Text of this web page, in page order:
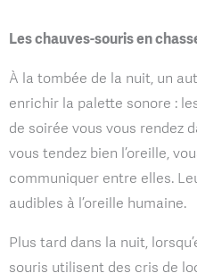
Les chauves-souris en
À la tombée de la nuit, un
enrichir la palette sonore :
de soirée vous vous rendez
vous tendez bien l’oreille,
communiquer entre elles.
audibles à l’oreille humaine.
Plus tard dans la nuit,
souris utilisent des cris de